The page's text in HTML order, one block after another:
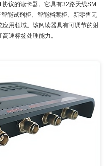
议的读卡器。它具有32路天线SM
能试剂柜、智能档案柜、新零售无
应用领域。该阅读器具有可调节的射
速标签处理能力。